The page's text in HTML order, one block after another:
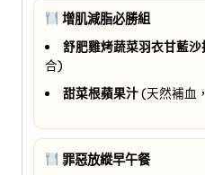
增肌減脂必勝組
舒肥雞烤蔬菜羽衣甘藍沙
合)
甜菜根蘋果汁(天然補血
罪惡放縱早午餐